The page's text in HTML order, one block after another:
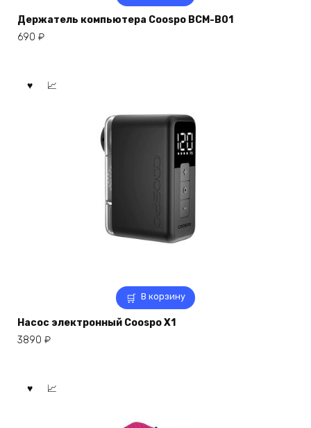
Держатель компьютера Coospo BCM-B01
690 ₽
В корзину
Насос электронный Coospo X1
3890 ₽